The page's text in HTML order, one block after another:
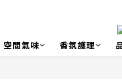
空間氣味 香氛護理